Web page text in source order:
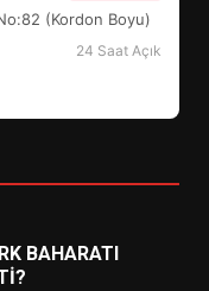
(Kordon Boyu)
24 Saat Açık
GÖZLER
BAHARATI